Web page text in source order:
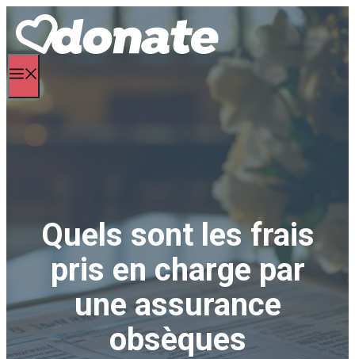
Aller
contenu
Menu
Quels sont les frais
pris en charge par
une assurance
obsèques